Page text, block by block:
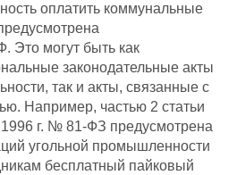
оплатить коммунальные
Это могут быть как
законодательные акты
так и акты, связанные с
Например, частью 2 статьи
г. № 81-ФЗ предусмотрена
угольной промышленности
бесплатный пайковый